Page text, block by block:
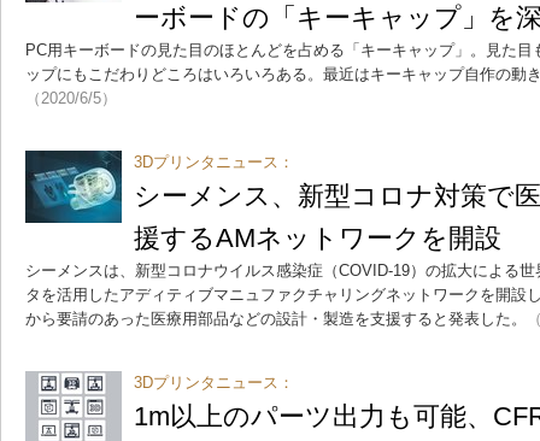
ーボードの「キーキャップ」を
PC用キーボードの見た目のほとんどを占める「キーキャップ」。見た
ップにもこだわりどころはいろいろある。最近はキーキャップ自作の動
（2020/6/5）
3Dプリンタニュース：
シーメンス、新型コロナ対策で
援するAMネットワークを開設
シーメンスは、新型コロナウイルス感染症（COVID-19）の拡大による
タを活用したアディティブマニュファクチャリングネットワークを開設
から要請のあった医療用部品などの設計・製造を支援すると発表した。
3Dプリンタニュース：
1m以上のパーツ出力も可能、